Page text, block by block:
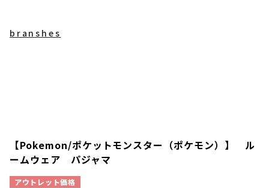
branshes
【Pokemon/ポケットモンスター（ポケモン）】 ル
ームウェア パジャマ
アウトレット価格